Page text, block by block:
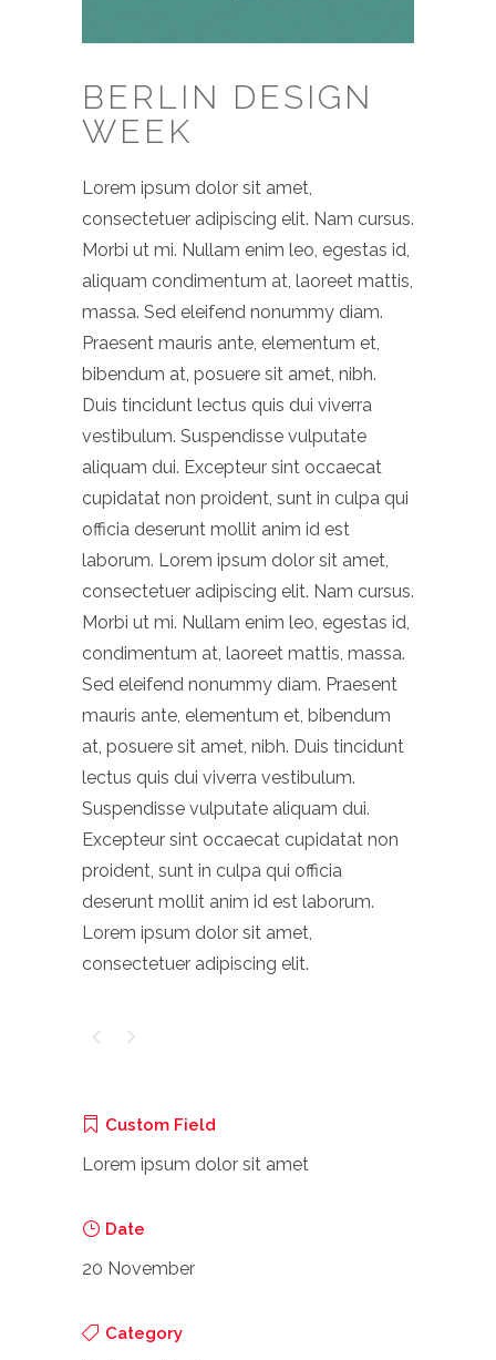
BERLIN DESIGN
WEEK
Lorem ipsum dolor sit amet,
consectetuer adipiscing elit. Nam cursus.
Morbi ut mi. Nullam enim leo, egestas id,
aliquam condimentum at, laoreet mattis,
massa. Sed eleifend nonummy diam.
Praesent mauris ante, elementum et,
bibendum at, posuere sit amet, nibh.
Duis tincidunt lectus quis dui viverra
vestibulum. Suspendisse vulputate
aliquam dui. Excepteur sint occaecat
cupidatat non proident, sunt in culpa qui
officia deserunt mollit anim id est
laborum. Lorem ipsum dolor sit amet,
consectetuer adipiscing elit. Nam cursus.
Morbi ut mi. Nullam enim leo, egestas id,
condimentum at, laoreet mattis, massa.
Sed eleifend nonummy diam. Praesent
mauris ante, elementum et, bibendum
at, posuere sit amet, nibh. Duis tincidunt
lectus quis dui viverra vestibulum.
Suspendisse vulputate aliquam dui.
Excepteur sint occaecat cupidatat non
proident, sunt in culpa qui officia
deserunt mollit anim id est laborum.
Lorem ipsum dolor sit amet,
consectetuer adipiscing elit.
Custom Field
Lorem ipsum dolor sit amet
Date
20 November
Category